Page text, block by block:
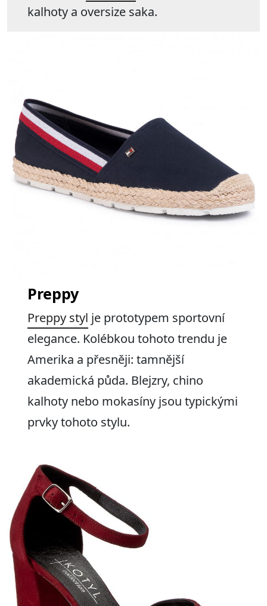
kalhoty a oversize saka.
Preppy
Preppy styl je prototypem sportovní
elegance. Kolébkou tohoto trendu je
Amerika a přesněji: tamnější
akademická půda. Blejzry, chino
kalhoty nebo mokasíny jsou typickými
prvky tohoto stylu.